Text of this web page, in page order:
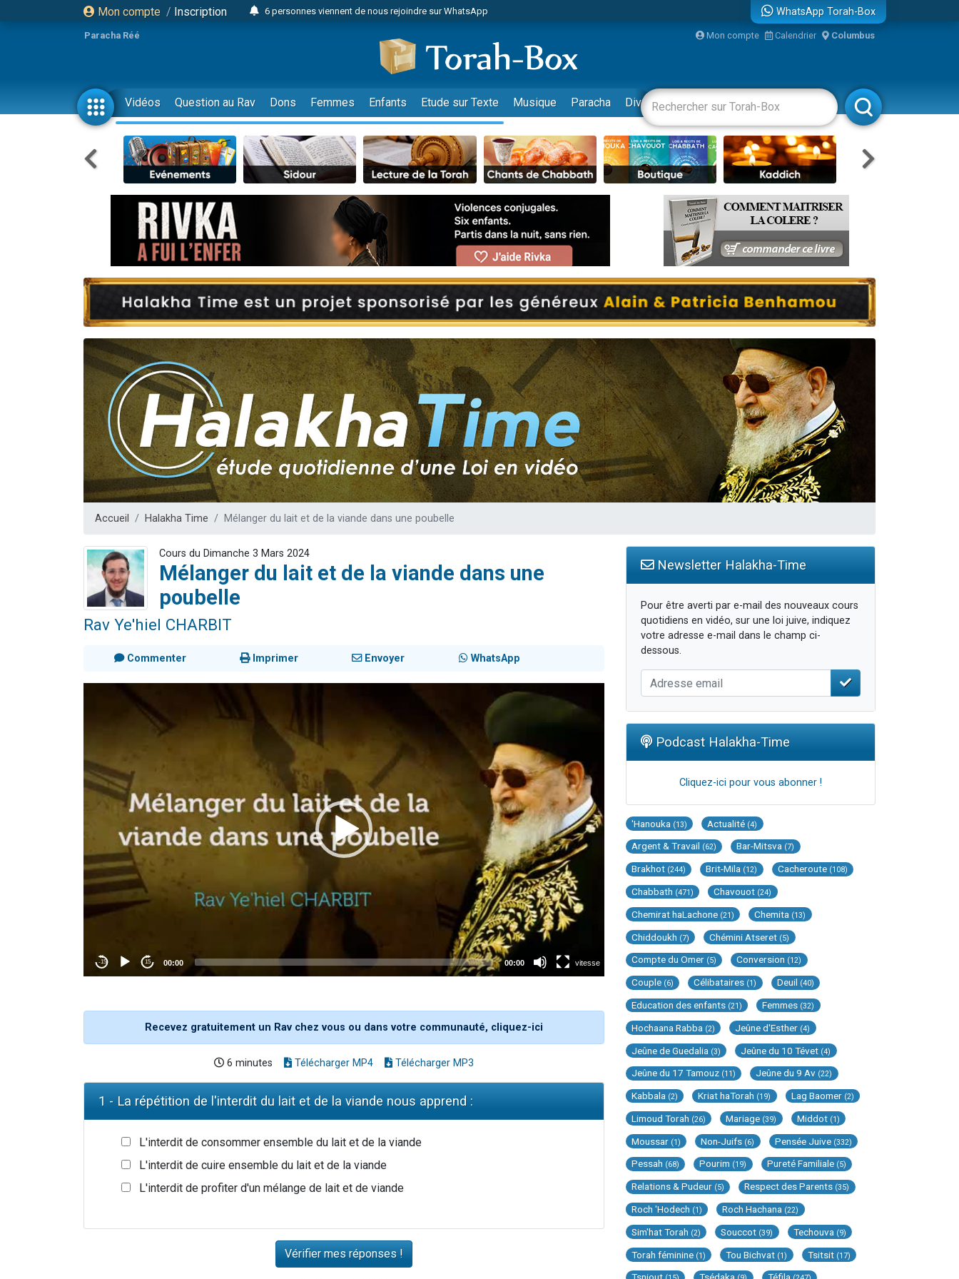
Mon compte / Inscription
6 personnes viennent de nous rejoindre sur WhatsApp
2 personnes viennent de faire un don pour 1 Journée de Vacances Pour les Enfants
17 personnes viennent de demander une bénédiction
4 personnes viennent de nous rejoindre sur WhatsApp
Il reste 49 places pour étudier en groupe sur Zoom
23 personnes viennent de faire un don pour Diane, 80 ans, dans un appartement insalubre
Eva vient de donner son Maasser
4 personnes viennent de nous rejoindre sur WhatsApp
3 personnes viennent de nous rejoindre sur WhatsApp
3 personnes viennent de faire un don pour 5 jours de vacances aux Orphelins
Odaya vient de donner son Maasser
13 personnes viennent de demander une bénédiction
30 personnes viennent de faire un don pour Sauvez la jambe de Yohan
12 nouvelles musiques dans Torah-Box Music
3 personnes viennent de nous rejoindre sur WhatsApp
2 personnes viennent de nous rejoindre sur WhatsApp
2 personnes viennent de nous rejoindre sur WhatsApp
WhatsApp Torah-Box
Paracha Réé Mon compte Calendrier Columbus
Vidéos Question au Rav Dons Femmes Enfants Etude sur Texte Musique Paracha Divertissements Livres Rabbanim
Accueil Halakha Time Mélanger du lait et de la viande dans une poubelle
Cours du Dimanche 3 Mars 2024
Mélanger du lait et de la viande dans une
poubelle
Rav Ye'hiel CHARBIT
Commenter Imprimer Envoyer WhatsApp
Recevez gratuitement un Rav chez vous ou dans votre communauté, cliquez-ici
6 minutes Télécharger MP4 Télécharger MP3
1 - La répétition de l'interdit du lait et de la viande nous apprend :
L'interdit de consommer ensemble du lait et de la viande
L'interdit de cuire ensemble du lait et de la viande
L'interdit de profiter d'un mélange de lait et de viande
Newsletter Halakha-Time
Pour être averti par e-mail des nouveaux cours
quotidiens en vidéo, sur une loi juive, indiquez
votre adresse e-mail dans le champ ci-
dessous.
Podcast Halakha-Time
Cliquez-ici pour vous abonner !
'Hanouka (13) Actualité (4)
Argent & Travail (62) Bar-Mitsva (7)
Brakhot (244) Brit-Mila (12) Cacheroute (108)
Chabbath (471) Chavouot (24)
Chemirat haLachone (21) Chemita (13)
Chiddoukh (7) Chémini Atseret (5)
Compte du Omer (5) Conversion (12)
Couple (6) Célibataires (1) Deuil (40)
Education des enfants (21) Femmes (32)
Hochaana Rabba (2) Jeûne d'Esther (4)
Jeûne de Guedalia (3) Jeûne du 10 Tévet (4)
Jeûne du 17 Tamouz (11) Jeûne du 9 Av (22)
Kabbala (2) Kriat haTorah (19) Lag Baomer (2)
Limoud Torah (26) Mariage (39) Middot (1)
Moussar (1) Non-Juifs (6) Pensée Juive (332)
Pessah (68) Pourim (19) Pureté Familiale (5)
Relations & Pudeur (5) Respect des Parents (35)
Roch 'Hodech (1) Roch Hachana (22)
Sim'hat Torah (2) Souccot (39) Techouva (9)
Torah féminine (1) Tou Bichvat (1) Tsitsit (17)